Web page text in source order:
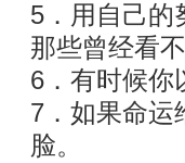
5．用自己的
那些曾经看
6．有时候你
7．如果命运
脸。